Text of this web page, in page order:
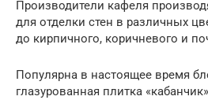
Производители кафеля
для отделки стен в различных
до кирпичного, коричневого и
Популярна в настоящее время
глазурованная плитка